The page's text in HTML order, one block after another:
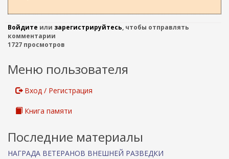
Войдите или зарегистрируйтесь, чтобы отправлять
комментарии
1727 просмотров
Меню пользователя
Вход / Регистрация
Книга памяти
Последние материалы
НАГРАДА ВЕТЕРАНОВ ВНЕШНЕЙ РАЗВЕДКИ